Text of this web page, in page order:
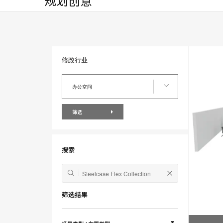
修改行业
办公空间
业
筛选
搜索
筛选结果